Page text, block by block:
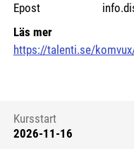
Epost
Läs mer
https://talenti.se/
Kursstart 6210952
Kursstart
2026-11-16